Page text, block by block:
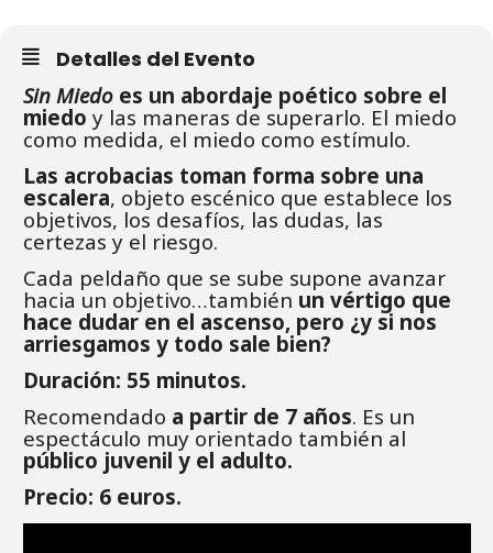
Detalles del Evento
Sin Miedo es un abordaje poético sobre el
miedo y las maneras de superarlo. El miedo
como medida, el miedo como estímulo.
Las acrobacias toman forma sobre una
escalera, objeto escénico que establece los
objetivos, los desafíos, las dudas, las
certezas y el riesgo.
Cada peldaño que se sube supone avanzar
hacia un objetivo…también un vértigo que
hace dudar en el ascenso, pero ¿y si nos
arriesgamos y todo sale bien?
Duración: 55 minutos.
Recomendado a partir de 7 años. Es un
espectáculo muy orientado también al
público juvenil y el adulto.
Precio: 6 euros.